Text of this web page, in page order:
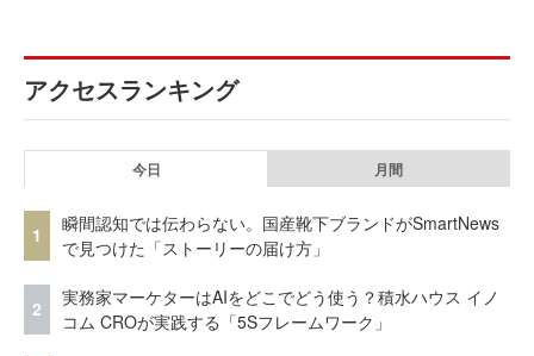
アクセスランキング
今日 月間
1
瞬間認知では伝わらない。国産靴下ブランドがSmartNews
で見つけた「ストーリーの届け方」
2
実務家マーケターはAIをどこでどう使う？積水ハウス イノ
コム CROが実践する「5Sフレームワーク」